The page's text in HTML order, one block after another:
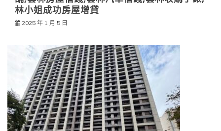
林小姐成功房屋增貸
2025 年 1 月 5 日